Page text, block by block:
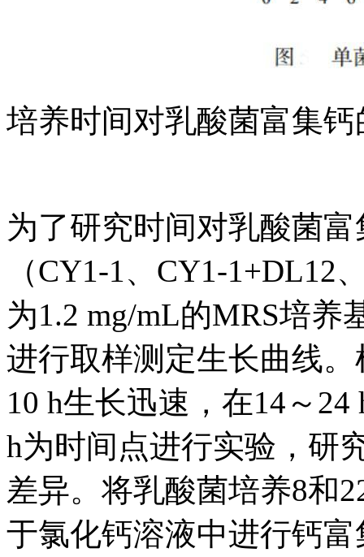
培养时间对乳酸菌富集钙
为了研究时间对乳酸菌
（CY1-1、CY1-1+DL12
为1.2 mg/mL的MRS培
进行取样测定生长曲线
10 h生长迅速，在14～
h为时间点进行实验，研
差异。将乳酸菌培养8和
于氯化钙溶液中进行钙